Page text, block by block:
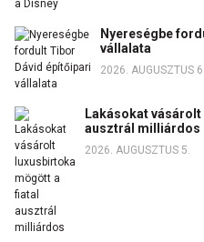
Nyereségbe
vállalata
2026. AUGUSZTUS 6.
Lakásokat
ausztrál milliárdos
2026. AUGUSZTUS 5.